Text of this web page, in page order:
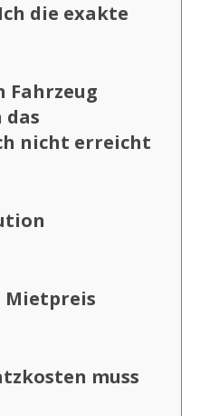
die exakte
Fahrzeug
das
nicht erreicht
Mietpreis
muss